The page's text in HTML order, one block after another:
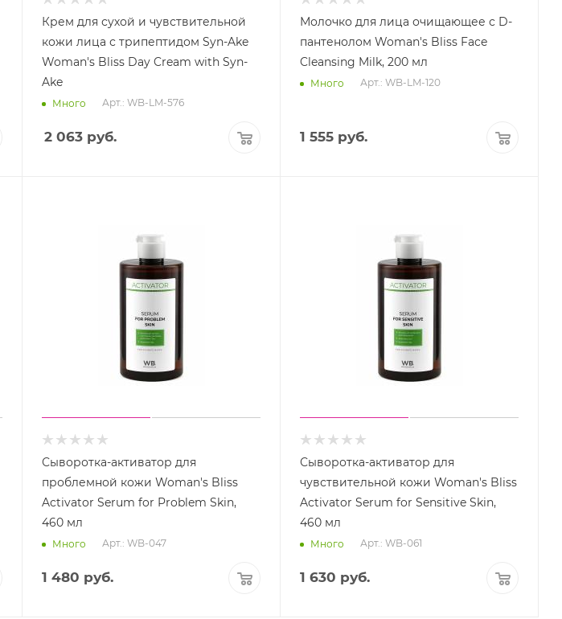
Крем для сухой и чувствительной
кожи лица с трипептидом Syn-Ake
Woman's Bliss Day Cream with Syn-
Ake
Много Арт.: WB-LM-576
2 063 руб.
Молочко для лица очищающее с D-
пантенолом Woman's Bliss Face
Cleansing Milk, 200 мл
Много Арт.: WB-LM-120
1 555 руб.
Сыворотка-активатор для
проблемной кожи Woman's Bliss
Activator Serum for Problem Skin,
460 мл
Много Арт.: WB-047
1 480 руб.
Сыворотка-активатор для
чувствительной кожи Woman's Bliss
Activator Serum for Sensitive Skin,
460 мл
Много Арт.: WB-061
1 630 руб.